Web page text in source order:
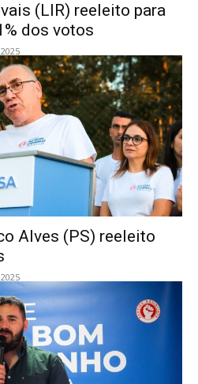
(LIR) reeleito para
dos votos
Alves (PS) reeleito